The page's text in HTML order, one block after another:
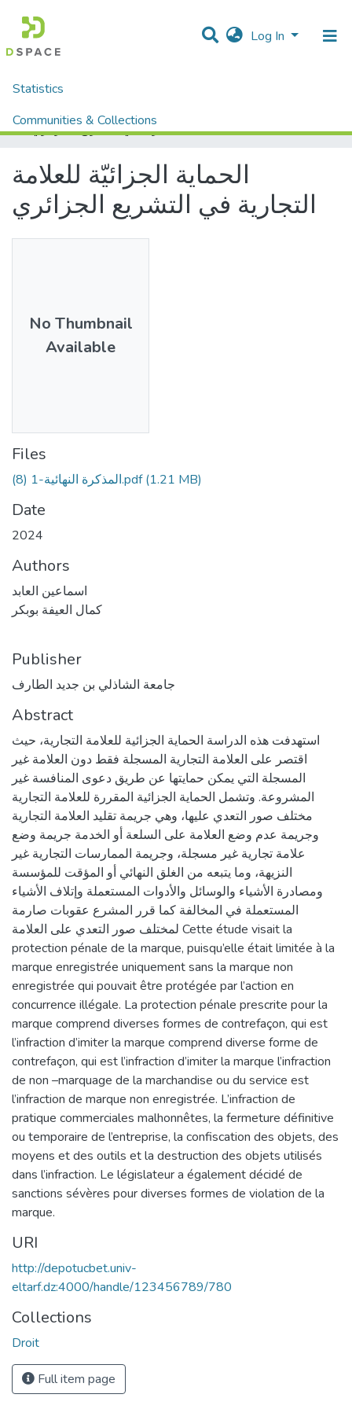
Log In
Statistics
Communities & Collections
Home
الحماية الجزائيّة للعلامة التجارية في التشريع الجزائري
الحماية الجزائيّة للعلامة
التجارية في التشريع الجزائري
No Thumbnail
Available
Files
المذكرة النهائية-1 (8).pdf (1.21 MB)
Date
2024
Authors
اسماعين العابد
كمال العيفة بوبكر
Publisher
جامعة الشاذلي بن جديد الطارف
Abstract
استهدفت هذه الدراسة الحماية الجزائية للعلامة التجارية، حيث
اقتصر على العلامة التجارية المسجلة فقط دون العلامة غير
المسجلة التي يمكن حمايتها عن طريق دعوى المنافسة غير
المشروعة. وتشمل الحماية الجزائية المقررة للعلامة التجارية
مختلف صور التعدي عليها، وهي جريمة تقليد العلامة التجارية
وجريمة عدم وضع العلامة على السلعة أو الخدمة جريمة وضع
علامة تجارية غير مسجلة، وجريمة الممارسات التجارية غير
النزيهة، وما يتبعه من الغلق النهائي أو المؤقت للمؤسسة
ومصادرة الأشياء والوسائل والأدوات المستعملة وإتلاف الأشياء
المستعملة في المخالفة كما قرر المشرع عقوبات صارمة
لمختلف صور التعدي على العلامة Cette étude visait la
protection pénale de la marque, puisqu’elle était limitée à la
marque enregistrée uniquement sans la marque non
enregistrée qui pouvait être protégée par l’action en
concurrence illégale. La protection pénale prescrite pour la
marque comprend diverses formes de contrefaçon, qui est
l’infraction d’imiter la marque comprend diverse forme de
contrefaçon, qui est l’infraction d’imiter la marque l’infraction
de non –marquage de la marchandise ou du service est
l’infraction de marque non enregistrée. L’infraction de
pratique commerciales malhonnêtes, la fermeture définitive
ou temporaire de l’entreprise, la confiscation des objets, des
moyens et des outils et la destruction des objets utilisés
dans l’infraction. Le législateur a également décidé de
sanctions sévères pour diverses formes de violation de la
marque.
URI
http://depotucbet.univ-
eltarf.dz:4000/handle/123456789/780
Collections
Droit
Full item page